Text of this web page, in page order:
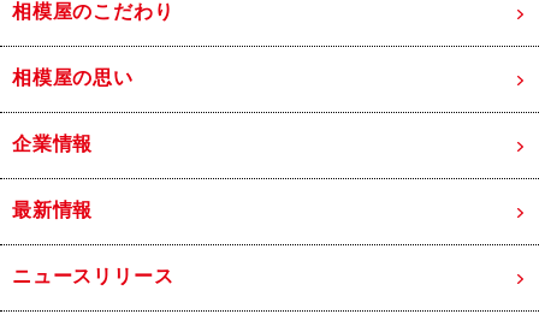
相模屋のこだわり
相模屋の思い
企業情報
最新情報
ニュースリリース